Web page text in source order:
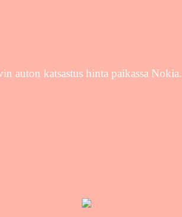
auton katsastus hinta paikassa Nokia.